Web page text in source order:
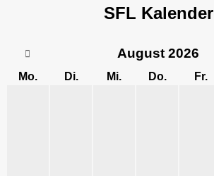
SFL Kalender
August 2026
Mo. Di. Mi. Do. Fr.